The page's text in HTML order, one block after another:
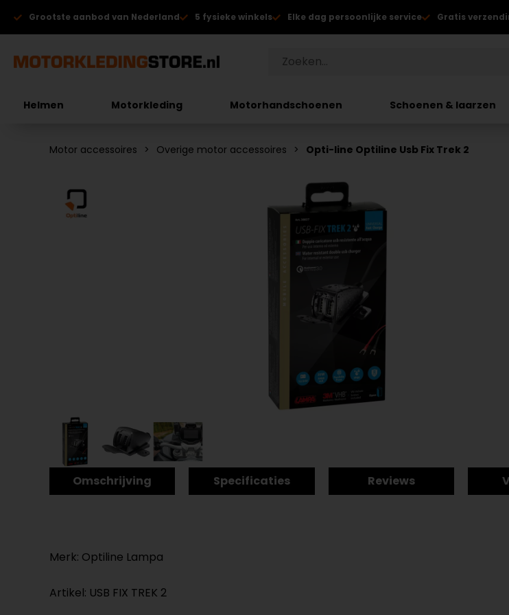
Grootste aanbod van Nederland 5 fysieke winkels Elke dag persoonlijke service Gratis
Helmen Motorkleding Motorhandschoenen Schoenen & laarzen
Motor accessoires Overige motor accessoires Opti-line Optiline Usb Fix Trek 2
Omschrijving Specificaties Reviews
Merk: Optiline Lampa
Artikel: USB FIX TREK 2